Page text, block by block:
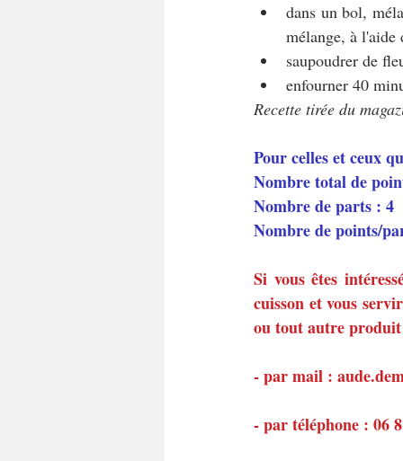
dans un bol,
mélange, à l'aide
saupoudrer de
enfourner 40
Recette tirée du
Pour celles et ceux
Nombre total de
Nombre de parts : 4
Nombre de points/
Si vous êtes
cuisson et vous
ou tout autre produit
- par mail :
- par téléphone : 06